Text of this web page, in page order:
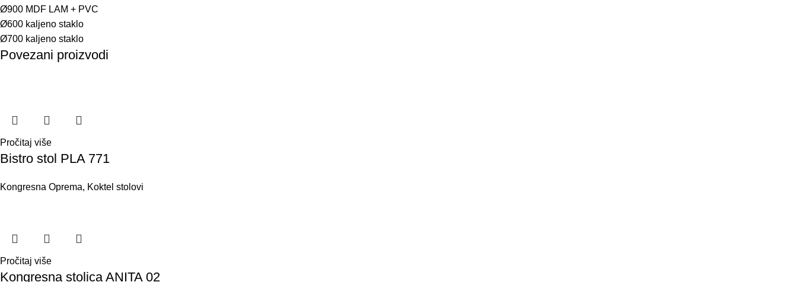
Ø900 MDF LAM + PVC
Ø600 kaljeno staklo
Ø700 kaljeno staklo
Povezani proizvodi
Pročitaj više
Bistro stol PLA 771
Kongresna Oprema, Koktel stolovi
Pročitaj više
Kongresna stolica ANITA 02